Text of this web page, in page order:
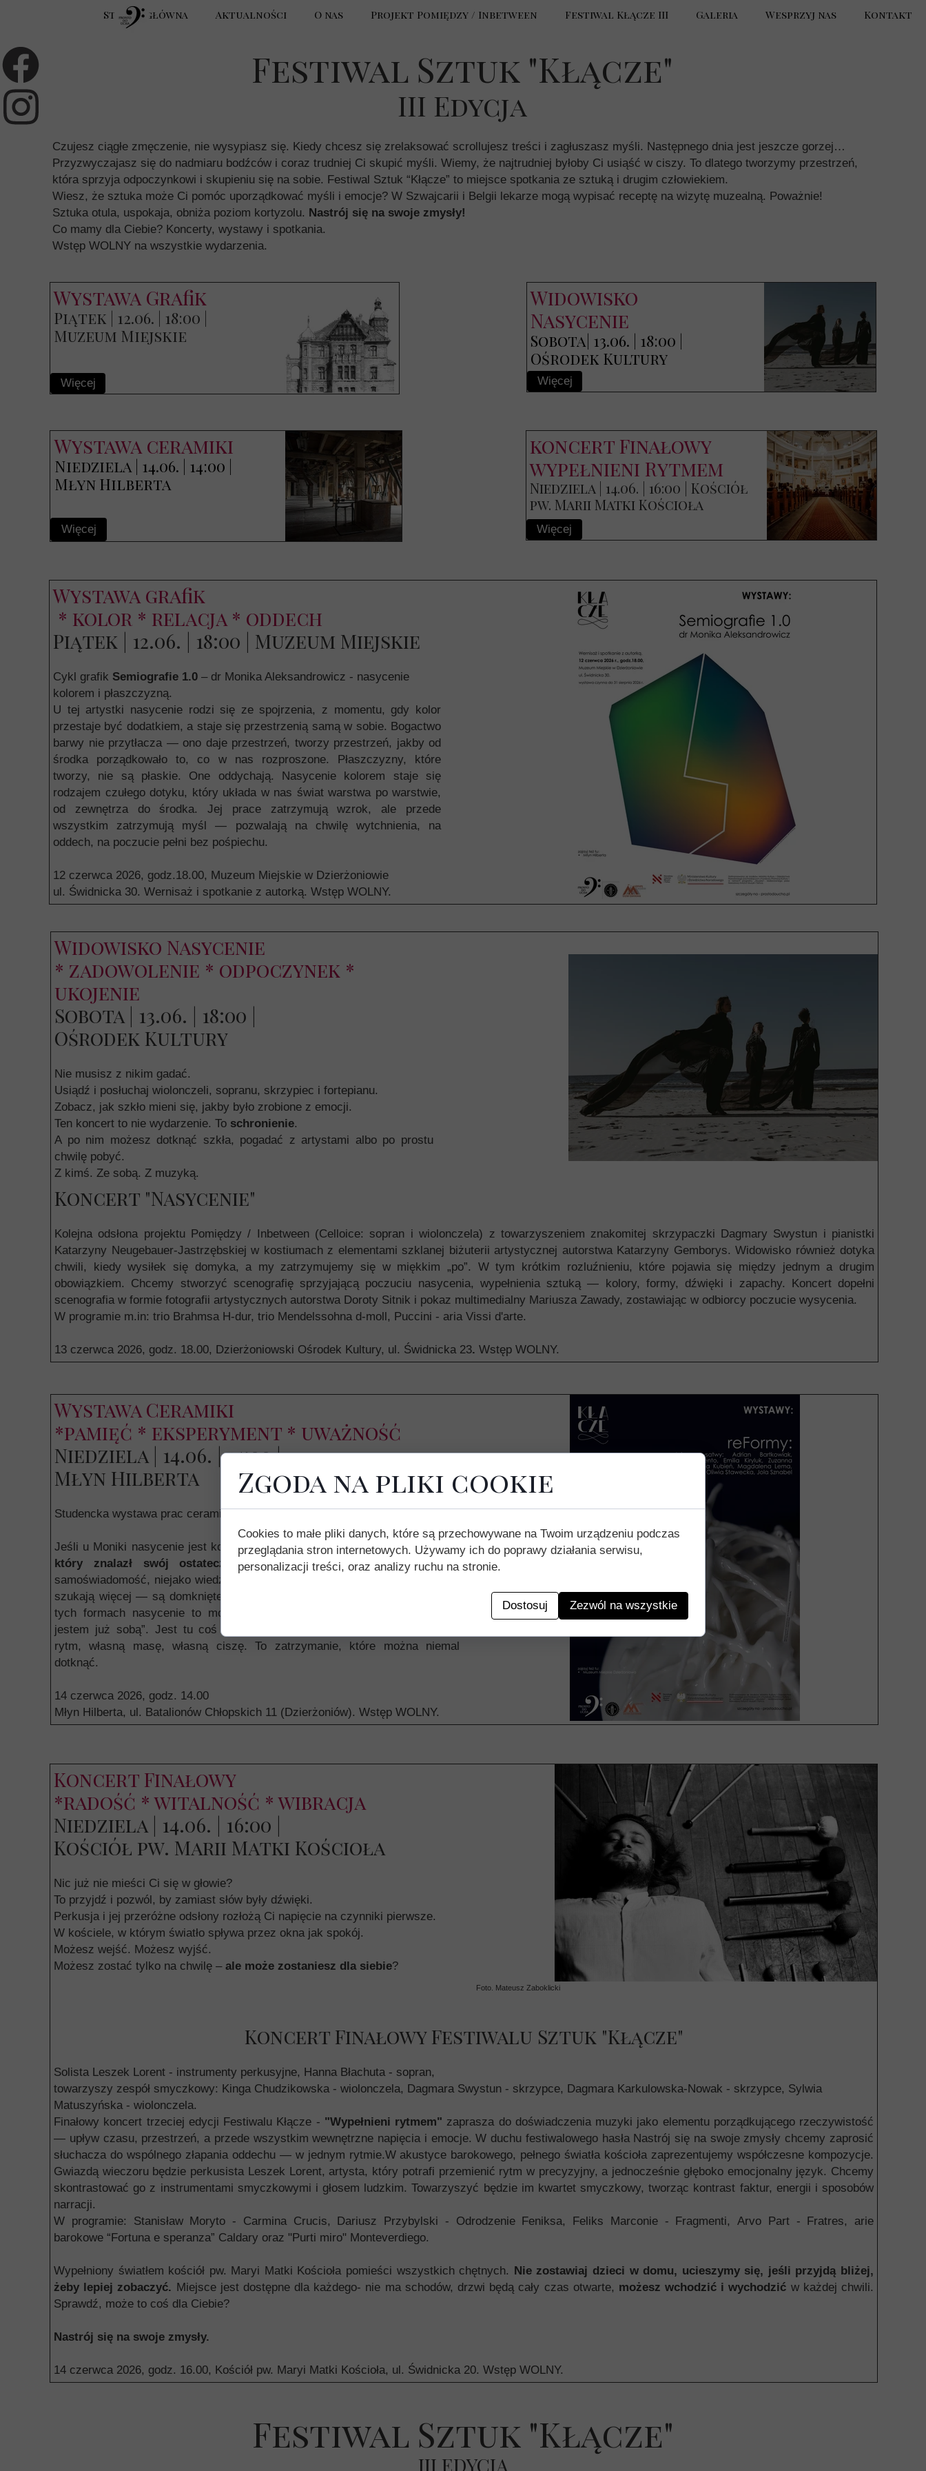
Strona główna Aktualności O nas
Statut
Projekt Pomiędzy / Inbetween Festiwal Kłącze III
Fotorelacja I edycji Festiwalu Sztuk
Galeria Wesprzyj nas Kontakt
Festiwal Sztuk "Kłącze"
III Edycja
Czujesz ciągłe zmęczenie, nie wysypiasz się. Kiedy chcesz się zrelaksować scrollujesz treści i zagłuszasz myśli. Następnego dnia jest jeszcze gorzej…
Przyzwyczajasz się do nadmiaru bodźców i coraz trudniej Ci skupić myśli. Wiemy, że najtrudniej byłoby Ci usiąść w ciszy. To dlatego tworzymy przestrzeń,
która sprzyja odpoczynkowi i skupieniu się na sobie. Festiwal Sztuk “Kłącze” to miejsce spotkania ze sztuką i drugim człowiekiem.
Wiesz, że sztuka może Ci pomóc uporządkować myśli i emocje? W Szwajcarii i Belgii lekarze mogą wypisać receptę na wizytę muzealną. Poważnie!
Sztuka otula, uspokaja, obniża poziom kortyzolu. Nastrój się na swoje zmysły!
Co mamy dla Ciebie? Koncerty, wystawy i spotkania.
Wstęp WOLNY na wszystkie wydarzenia.
Więcej
Wystawa ceramiki
Niedziela | 14.06. | 14:00 |
Młyn Hilberta
Więcej
Widowisko
Nasycenie
Sobota| 13.06. | 18:00 |
Ośrodek Kultury
Więcej
Wystawa Grafik
Piątek | 12.06. | 18:00 |
Muzeum Miejskie
Więcej
koncert Finałowy
wypełnieni Rytmem
Niedziela | 14.06. | 16:00 | Kościół
pw. Marii Matki Kościoła
Wystawa grafik
* kolor * relacja * oddech
Piątek | 12.06. | 18:00 | Muzeum Miejskie
Cykl grafik Semiografie 1.0 – dr Monika Aleksandrowicz - nasycenie
kolorem i płaszczyzną.
U tej artystki nasycenie rodzi się ze spojrzenia, z momentu, gdy kolor
przestaje być dodatkiem, a staje się przestrzenią samą w sobie. Bogactwo
barwy nie przytłacza — ono daje przestrzeń, tworzy przestrzeń, jakby od
środka porządkowało to, co w nas rozproszone. Płaszczyzny, które
tworzy, nie są płaskie. One oddychają. Nasycenie kolorem staje się
rodzajem czułego dotyku, który układa w nas świat warstwa po warstwie,
od zewnętrza do środka. Jej prace zatrzymują wzrok, ale przede
wszystkim zatrzymują myśl — pozwalają na chwilę wytchnienia, na
oddech, na poczucie pełni bez pośpiechu.
12 czerwca 2026, godz.18.00, Muzeum Miejskie w Dzierżoniowie
ul. Świdnicka 30. Wernisaż i spotkanie z autorką. Wstęp WOLNY.
Wystawa Ceramiki
*pamięć * eksperyment * uważność
Niedziela | 14.06. | 14:00 |
Młyn Hilberta
Studencka wystawa prac ceramicznych– REformy-nasycenie formą.
Jeśli u Moniki nasycenie jest kolorem, to u młodych artystów jestkształtem,
który znalazł swój ostateczny oddech. Ich prace zdają się mieć
samoświadomość, niejako wiedzą, gdzie zaczynają się granice materiału. Nie
szukają więcej — są domknięte, kompletne, gotowe, by po prostu istnieć. W
tych formach nasycenie to moment, w którym materia mówi: „wystarczy,
jestem już sobą”. Jest tu coś organicznego: każda forma znalazła własny
rytm, własną masę, własną ciszę. To zatrzymanie, które można niemal
dotknąć.
14 czerwca 2026, godz. 14.00
Młyn Hilberta, ul. Batalionów Chłopskich 11 (Dzierżoniów). Wstęp WOLNY.
Widowisko Nasycenie
* zadowolenie * odpoczynek *
ukojenie
Sobota | 13.06. | 18:00 |
Ośrodek Kultury
Nie musisz z nikim gadać.
Usiądź i posłuchaj wiolonczeli, sopranu, skrzypiec i fortepianu.
Zobacz, jak szkło mieni się, jakby było zrobione z emocji.
Ten koncert to nie wydarzenie. To schronienie.
A po nim możesz dotknąć szkła, pogadać z artystami albo po prostu
chwilę pobyć.
Z kimś. Ze sobą. Z muzyką.
Koncert "Nasycenie"
Kolejna odsłona projektu Pomiędzy / Inbetween (Celloice: sopran i wiolonczela) z towarzyszeniem znakomitej skrzypaczki Dagmary Swystun i pianistki
Katarzyny Neugebauer-Jastrzębskiej w kostiumach z elementami szklanej biżuterii artystycznej autorstwa Katarzyny Gemborys. Widowisko również dotyka
chwili, kiedy wysiłek się domyka, a my zatrzymujemy się w miękkim „po”. W tym krótkim rozluźnieniu, które pojawia się między jednym a drugim
obowiązkiem. Chcemy stworzyć scenografię sprzyjającą poczuciu nasycenia, wypełnienia sztuką — kolory, formy, dźwięki i zapachy. Koncert dopełni
scenografia w formie fotografii artystycznych autorstwa Doroty Sitnik i pokaz multimedialny Mariusza Zawady, zostawiając w odbiorcy poczucie wysycenia.
W programie m.in: trio Brahmsa H-dur, trio Mendelssohna d-moll, Puccini - aria Vissi d'arte.
13 czerwca 2026, godz. 18.00, Dzierżoniowski Ośrodek Kultury, ul. Świdnicka 23. Wstęp WOLNY.
Koncert Finałowy
*radość * witalność * wibracja
Niedziela | 14.06. | 16:00 |
Kościół pw. Marii Matki Kościoła
Nic już nie mieści Ci się w głowie?
To przyjdź i pozwól, by zamiast słów były dźwięki.
Perkusja i jej przeróżne odsłony rozłożą Ci napięcie na czynniki pierwsze.
W kościele, w którym światło spływa przez okna jak spokój.
Możesz wejść. Możesz wyjść.
Możesz zostać tylko na chwilę – ale może zostaniesz dla siebie?
Foto. Mateusz Zaboklicki
Koncert Finałowy Festiwalu Sztuk "Kłącze"
Solista Leszek Lorent - instrumenty perkusyjne, Hanna Błachuta - sopran,
towarzyszy zespół smyczkowy: Kinga Chudzikowska - wiolonczela, Dagmara Swystun - skrzypce, Dagmara Karkulowska-Nowak - skrzypce, Sylwia
Matuszyńska - wiolonczela.
Finałowy koncert trzeciej edycji Festiwalu Kłącze - "Wypełnieni rytmem" zaprasza do doświadczenia muzyki jako elementu porządkującego rzeczywistość
— upływ czasu, przestrzeń, a przede wszystkim wewnętrzne napięcia i emocje. W duchu festiwalowego hasła Nastrój się na swoje zmysły chcemy zaprosić
słuchacza do wspólnego złapania oddechu — w jednym rytmie.W akustyce barokowego, pełnego światła kościoła zaprezentujemy współczesne kompozycje.
Gwiazdą wieczoru będzie perkusista Leszek Lorent, artysta, który potrafi przemienić rytm w precyzyjny, a jednocześnie głęboko emocjonalny język. Chcemy
skontrastować go z instrumentami smyczkowymi i głosem ludzkim. Towarzyszyć będzie im kwartet smyczkowy, tworząc kontrast faktur, energii i sposobów
narracji.
W programie: Stanisław Moryto - Carmina Crucis, Dariusz Przybylski - Odrodzenie Feniksa, Feliks Marconie - Fragmenti, Arvo Part - Fratres, arie
barokowe “Fortuna e speranza” Caldary oraz "Purti miro" Monteverdiego.
Wypełniony światłem kościół pw. Maryi Matki Kościoła pomieści wszystkich chętnych. Nie zostawiaj dzieci w domu, ucieszymy się, jeśli przyjdą bliżej,
żeby lepiej zobaczyć. Miejsce jest dostępne dla każdego- nie ma schodów, drzwi będą cały czas otwarte, możesz wchodzić i wychodzić w każdej chwili.
Sprawdź, może to coś dla Ciebie?
Nastrój się na swoje zmysły.
14 czerwca 2026, godz. 16.00, Kościół pw. Maryi Matki Kościoła, ul. Świdnicka 20. Wstęp WOLNY.
Festiwal Sztuk "Kłącze"
III EDYCJA
Zgoda na pliki cookie
Cookies to małe pliki danych, które są przechowywane na Twoim urządzeniu podczas
przeglądania stron internetowych. Używamy ich do poprawy działania serwisu,
personalizacji treści, oraz analizy ruchu na stronie.
Dostosuj Zezwól na wszystkie